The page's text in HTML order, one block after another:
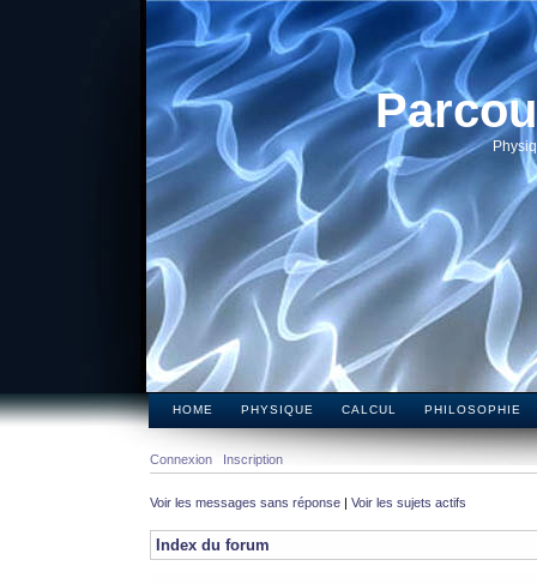
HOME PHYSIQUE CALCUL PHILOSOPHIE
Connexion Inscription
Voir les messages sans réponse | Voir les sujets actifs
Index du forum